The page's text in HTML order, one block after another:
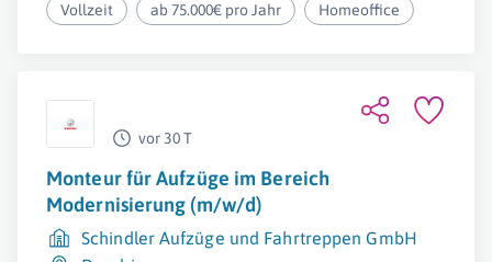
Vollzeit ab 75.000€ pro Jahr Homeoffice
vor 30 T
Monteur für Aufzüge im Bereich
Modernisierung (m/w/d)
Schindler Aufzüge und Fahrtreppen GmbH